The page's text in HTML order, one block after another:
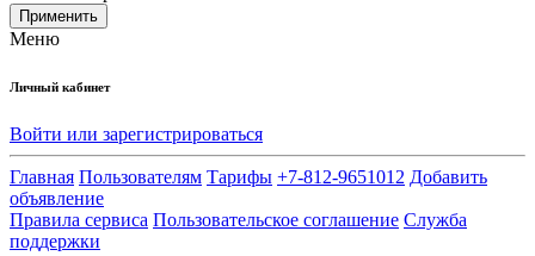
Применить
Меню
Личный кабинет
Войти или зарегистрироваться
Главная Пользователям Тарифы +7-812-9651012 Добавить
объявление
Правила сервиса Пользовательское соглашение Служба
поддержки